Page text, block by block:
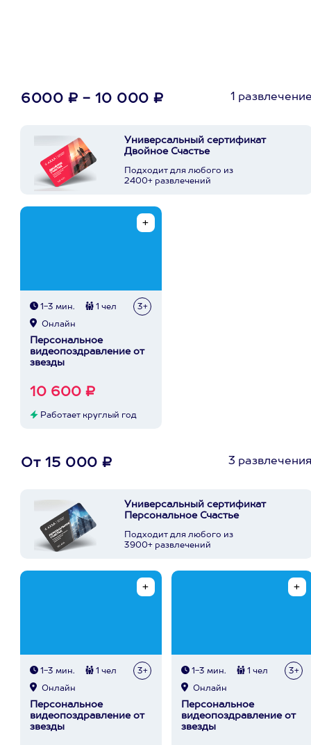
6000 ₽ - 10 000 ₽ 1
Универсальный сертификат
Двойное Счастье
Подходит для любого из
2400+ развлечений
1-3 мин. 1 чел 3+
Онлайн
Персональное
видеопоздравление от
звезды
10 600 ₽
Работает круглый год
От 15 000 ₽ 3
Универсальный сертификат
Персональное Счастье
Подходит для любого из
3900+ развлечений
1-3 мин. 1 чел 3+
Онлайн
Персональное
видеопоздравление от
звезды
1-3 мин. 1 чел 3+
Онлайн
Персональное
видеопоздравление от
звезды